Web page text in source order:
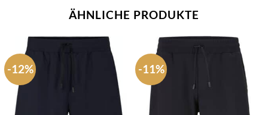
ÄHNLICHE PRODUKTE
-12% -11%